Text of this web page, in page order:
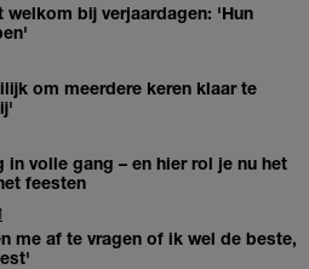
bij verjaardagen: 'Hun
om meerdere keren klaar te
volle gang – en hier rol je nu het
feesten
me af te vragen of ik wel de beste,